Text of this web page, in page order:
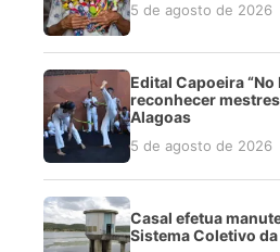
5 de agosto de 2026
Edital Capoeira “No
reconhecer
Alagoas
5 de agosto de 2026
Casal efetua
Sistema Coletivo